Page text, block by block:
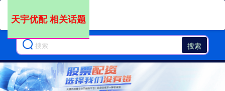
搜索
天宇优配 相关话题